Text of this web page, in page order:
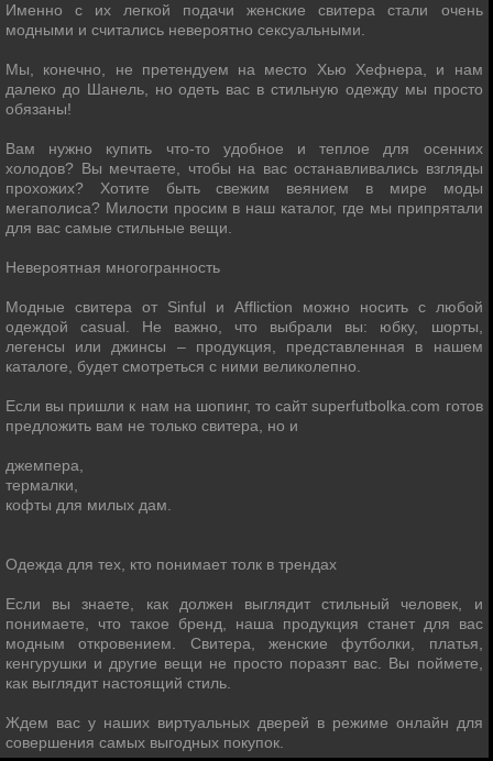
Именно с их легкой подачи женские свитера стали очень
модными и считались невероятно сексуальными.
Мы, конечно, не претендуем на место Хью Хефнера, и нам
далеко до Шанель, но одеть вас в стильную одежду мы просто
обязаны!
Вам нужно купить что-то удобное и теплое для осенних
холодов? Вы мечтаете, чтобы на вас останавливались взгляды
прохожих? Хотите быть свежим веянием в мире моды
мегаполиса? Милости просим в наш каталог, где мы припрятали
для вас самые стильные вещи.
Невероятная многогранность
Модные свитера от Sinful и Affliction можно носить с любой
одеждой casual. Не важно, что выбрали вы: юбку, шорты,
легенсы или джинсы – продукция, представленная в нашем
каталоге, будет смотреться с ними великолепно.
Если вы пришли к нам на шопинг, то сайт superfutbolka.com готов
предложить вам не только свитера, но и
джемпера,
термалки,
кофты для милых дам.
Одежда для тех, кто понимает толк в трендах
Если вы знаете, как должен выглядит стильный человек, и
понимаете, что такое бренд, наша продукция станет для вас
модным откровением. Свитера, женские футболки, платья,
кенгурушки и другие вещи не просто поразят вас. Вы поймете,
как выглядит настоящий стиль.
Ждем вас у наших виртуальных дверей в режиме онлайн для
совершения самых выгодных покупок.